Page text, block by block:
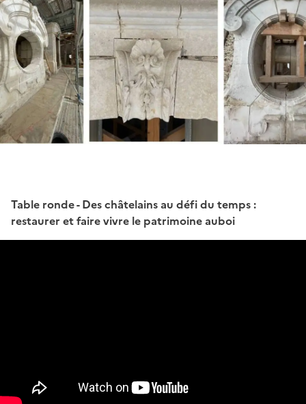
Table ronde - Des châtelains au défi du temps :
restaurer et faire vivre le patrimoine auboi